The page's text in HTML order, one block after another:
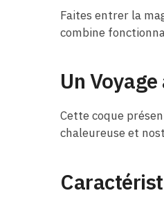
Faites entrer la
combine
Un
Cette coque
chaleureuse et